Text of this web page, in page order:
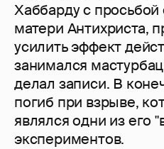
Хаббарду с
матери Антихриста,
усилить эффект
занимался
делал записи. В
погиб при взрыве,
являлся одни из его
экспериментов.